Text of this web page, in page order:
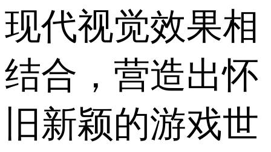
现代视觉效果相
结合，营造出怀
旧新颖的游戏世